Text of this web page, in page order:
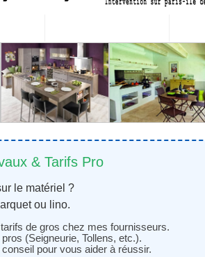
& Tarifs Pro
le matériel ?
ou lino.
de gros chez mes fournisseurs.
(Seigneurie, Tollens, etc.).
pour vous aider à réussir.